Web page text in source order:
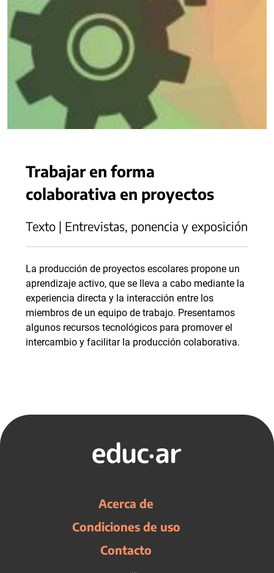
Trabajar en forma
colaborativa en proyectos
Texto | Entrevistas, ponencia y exposición
La producción de proyectos escolares propone un
aprendizaje activo, que se lleva a cabo mediante la
experiencia directa y la interacción entre los
miembros de un equipo de trabajo. Presentamos
algunos recursos tecnológicos para promover el
intercambio y facilitar la producción colaborativa.
Acerca de
Condiciones de uso
Contacto